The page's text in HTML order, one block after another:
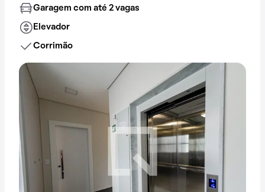
Garagem com até 2 vagas
Elevador
Corrimão